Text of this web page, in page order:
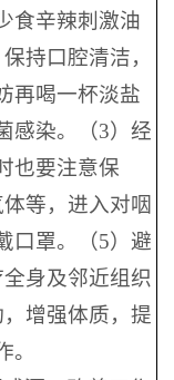
食辛辣刺激油
持口腔清洁，
再喝一杯淡盐
感染。（3）经
也要注意保
等，进入对咽
口罩。（5）避
身及邻近组织
增强体质，提